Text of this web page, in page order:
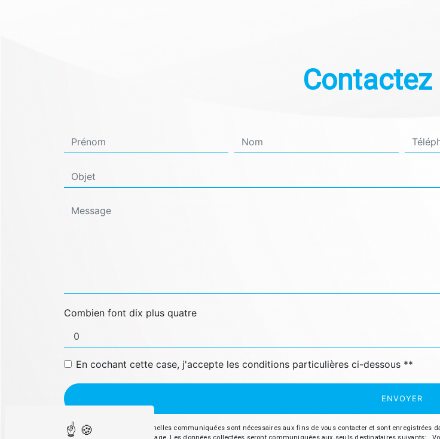
Contactez
Combien font dix plus quatre
En cochant cette case, j'accepte les conditions particulières ci-dessous **
ENVOYER
** Les données personnelles communiquées sont nécessaires aux fins de vous contacter et sont